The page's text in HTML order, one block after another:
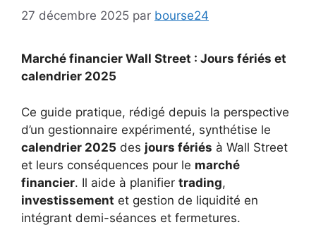
27 décembre 2025 par bourse24
Marché financier Wall Street : Jours fériés et
calendrier 2025
Ce guide pratique, rédigé depuis la perspective
d’un gestionnaire expérimenté, synthétise le
calendrier 2025 des jours fériés à Wall Street
et leurs conséquences pour le marché
financier. Il aide à planifier trading,
investissement et gestion de liquidité en
intégrant demi-séances et fermetures.